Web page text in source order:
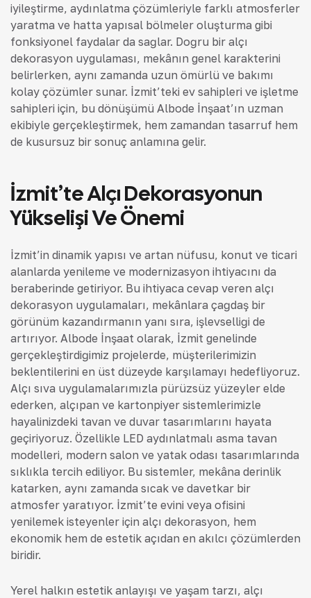
iyileştirme, aydınlatma çözümleriyle farklı atmosferler
yaratma ve hatta yapısal bölmeler oluşturma gibi
fonksiyonel faydalar da sağlar. Doğru bir alçı
dekorasyon uygulaması, mekânın genel karakterini
belirlerken, aynı zamanda uzun ömürlü ve bakımı
kolay çözümler sunar. İzmit’teki ev sahipleri ve işletme
sahipleri için, bu dönüşümü Albode İnşaat’ın uzman
ekibiyle gerçekleştirmek, hem zamandan tasarruf hem
de kusursuz bir sonuç anlamına gelir.
İzmit’te Alçı Dekorasyonun
Yükselişi Ve Önemi
İzmit’in dinamik yapısı ve artan nüfusu, konut ve ticari
alanlarda yenileme ve modernizasyon ihtiyacını da
beraberinde getiriyor. Bu ihtiyaca cevap veren alçı
dekorasyon uygulamaları, mekânlara çağdaş bir
görünüm kazandırmanın yanı sıra, işlevselliği de
artırıyor. Albode İnşaat olarak, İzmit genelinde
gerçekleştirdiğimiz projelerde, müşterilerimizin
beklentilerini en üst düzeyde karşılamayı hedefliyoruz.
Alçı sıva uygulamalarımızla pürüzsüz yüzeyler elde
ederken, alçıpan ve kartonpiyer sistemlerimizle
hayalinizdeki tavan ve duvar tasarımlarını hayata
geçiriyoruz. Özellikle LED aydınlatmalı asma tavan
modelleri, modern salon ve yatak odası tasarımlarında
sıklıkla tercih ediliyor. Bu sistemler, mekâna derinlik
katarken, aynı zamanda sıcak ve davetkar bir
atmosfer yaratıyor. İzmit’te evini veya ofisini
yenilemek isteyenler için alçı dekorasyon, hem
ekonomik hem de estetik açıdan en akılcı çözümlerden
biridir.
Yerel halkın estetik anlayışı ve yaşam tarzı, alçı